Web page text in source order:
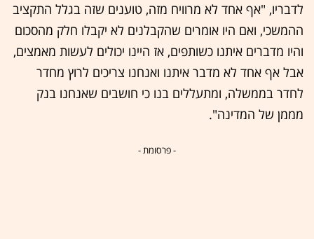
לדבריו, "אף אחד לא מרוויח מזה, טוענים שזה בגלל התקציב
ההמשכי, ואם היו אומרים שהקבלנים לא יקבלו חלק מהסכום
והיו מדברים איתנו כשותפים, אז היינו יכולים לעשות מאמצים,
אבל אף אחד לא מדבר איתנו ואנחנו צריכים לרוץ מחדר
לחדר בממשלה, ומתעללים בנו כי חושבים שאנחנו בנק
מממן של המדינה".
- פרסומת -